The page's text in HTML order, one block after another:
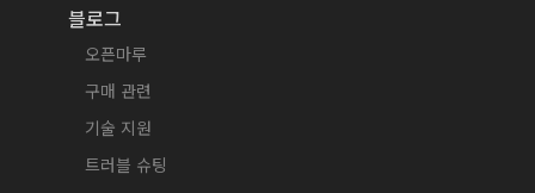
블로그
오픈마루
구매 관련
기술 지원
트러블 슈팅